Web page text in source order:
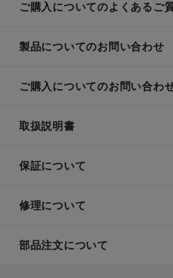
ご購入についてのよくあるご
製品についてのお問い合わせ
ご購入についてのお問い合わ
取扱説明書
保証について
修理について
部品注文について